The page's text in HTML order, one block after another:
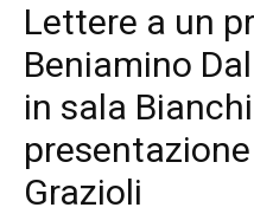
Lettere a un
Beniamino
in sala
Grazioli